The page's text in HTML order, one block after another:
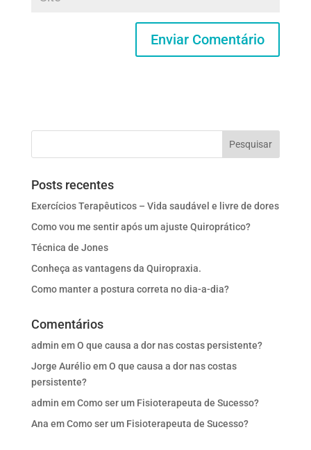
Posts recentes
Exercícios Terapêuticos – Vida saudável e livre de dores
Como vou me sentir após um ajuste Quiroprático?
Técnica de Jones
Conheça as vantagens da Quiropraxia.
Como manter a postura correta no dia-a-dia?
Comentários
admin emO que causa a dor nas costas persistente?
Jorge AurélioemO que causa a dor nas costas
persistente?
admin emComo ser um Fisioterapeuta de Sucesso?
Ana emComo ser um Fisioterapeuta de Sucesso?